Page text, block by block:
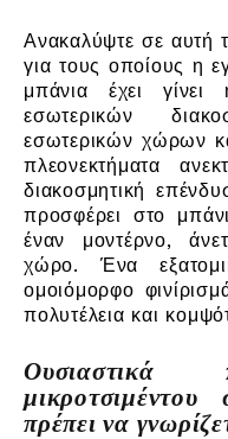
Ανακαλύψτε σε αυτή
για τους οποίους η
μπάνια έχει
εσωτερικών
εσωτερικών χώρων
πλεονεκτήματα
διακοσμητική
προσφέρει στο
έναν μοντέρνο,
χώρο. Ένα
ομοιόμορφο
πολυτέλεια και
Ουσιαστικά
πρέπει να